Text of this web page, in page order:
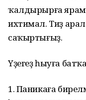
ҡалдырырға
ихтимал. Тиҙ
саҡыртығыҙ.
Үҙегеҙ һыуға
1. Паникаға